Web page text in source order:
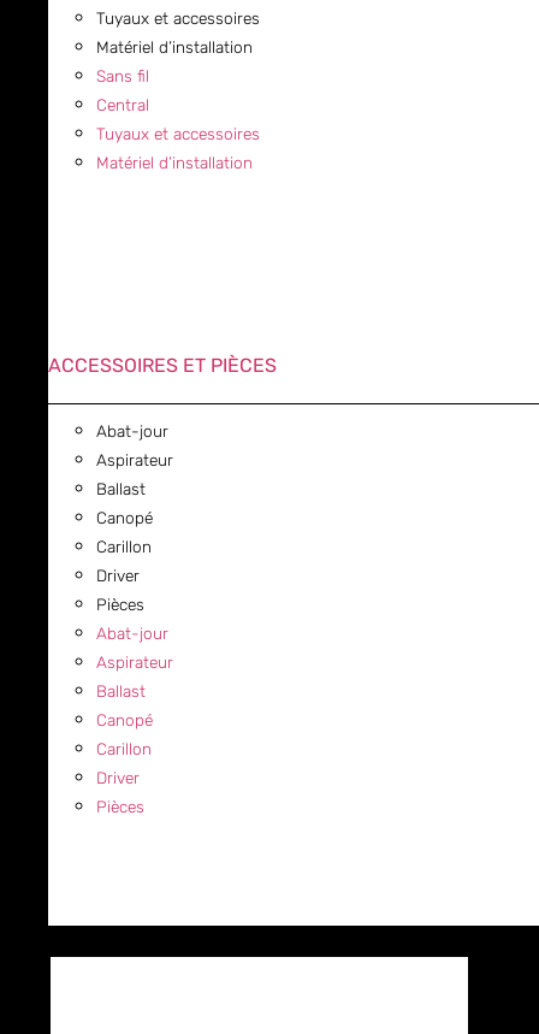
Tuyaux et accessoires
Matériel d’installation
Sans fil
Central
Tuyaux et accessoires
Matériel d’installation
ACCESSOIRES ET PIÈCES
Abat-jour
Aspirateur
Ballast
Canopé
Carillon
Driver
Pièces
Abat-jour
Aspirateur
Ballast
Canopé
Carillon
Driver
Pièces